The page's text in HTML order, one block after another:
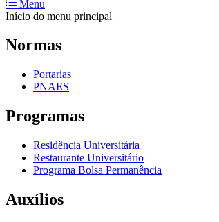
Menu
Início do menu principal
Normas
Portarias
PNAES
Programas
Residência Universitária
Restaurante Universitário
Programa Bolsa Permanência
Auxílios